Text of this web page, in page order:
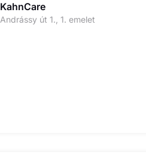
KahnCare
Andrássy út 1., 1. emelet